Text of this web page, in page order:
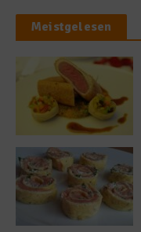
Meistgelesen